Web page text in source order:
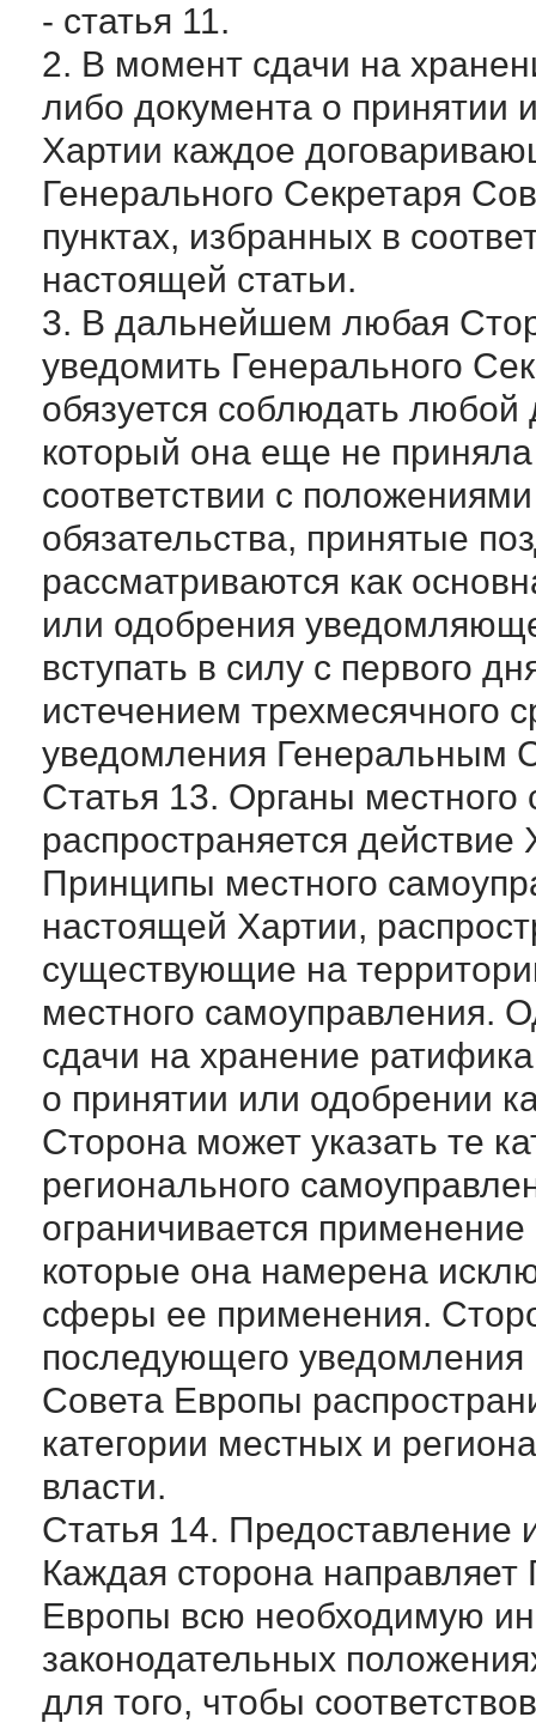
- статья 11.
2. В момент сдачи на
либо документа о принятии
Хартии каждое
Генерального Секретаря
пунктах, избранных в
настоящей статьи.
3. В дальнейшем любая
уведомить Генерального
обязуется соблюдать любой
который она еще не
соответствии с
обязательства, принятые
рассматриваются как
или одобрения
вступать в силу с первого
истечением трехмесячного
уведомления Генеральным
Статья 13. Органы
распространяется действие
Принципы местного
настоящей Хартии,
существующие на
местного самоуправления.
сдачи на хранение
о принятии или одобрении
Сторона может указать те
регионального
ограничивается
которые она намерена
сферы ее применения.
последующего уведомления
Совета Европы
категории местных и
власти.
Статья 14.
Каждая сторона
Европы всю необходимую
законодательных
для того, чтобы